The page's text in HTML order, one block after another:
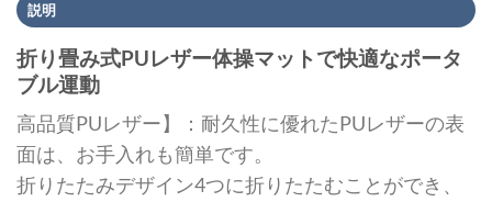
説明
折り畳み式PUレザー体操マットで快適なポータ
ブル運動
高品質PUレザー】：耐久性に優れたPUレザーの表
面は、お手入れも簡単です。
折りたたみデザイン4つに折りたたむことができ、